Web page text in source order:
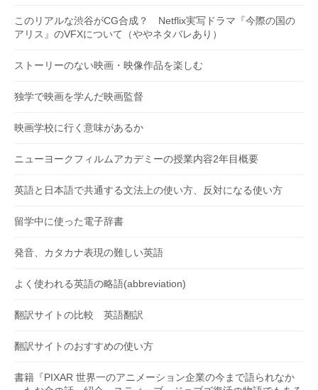
このリアルな渋谷がCG合成？ Netflix実写ドラマ『今際の国の
アリス』のVFXについて（ややネタバレあり）
ストーリーのない映画・映像作品を楽しむ
独学で映画を学んだ映画監督
映画学校に行く意味があるか
ニューヨークフィルムアカデミーの授業内容2年目概要
英語と日本語で共通する文法上の使い方、反対になる使い方
留学中に使った電子辞書
発音、カタカナ表現の難しい英語
よく使われる英語の略語(abbreviation)
翻訳サイトの比較 英語翻訳
翻訳サイトのおすすめの使い方
書籍『PIXAR 世界一のアニメーション企業の今まで語られなか